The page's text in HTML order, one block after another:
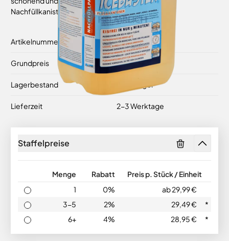
Nachfüllkanister für rund 250 qm.
Artikelnummer 57005
Grundpreis ab6,00 €/ 1 l
Lagerbestand Auf Lager
Lieferzeit 2-3 Werktage
Staffelpreise
Menge Rabatt
Preis p. Stück / Einheit
1
0%
ab 29,99 €
3-5
2% 29,49 €
*
6+
4% 28,95 € *